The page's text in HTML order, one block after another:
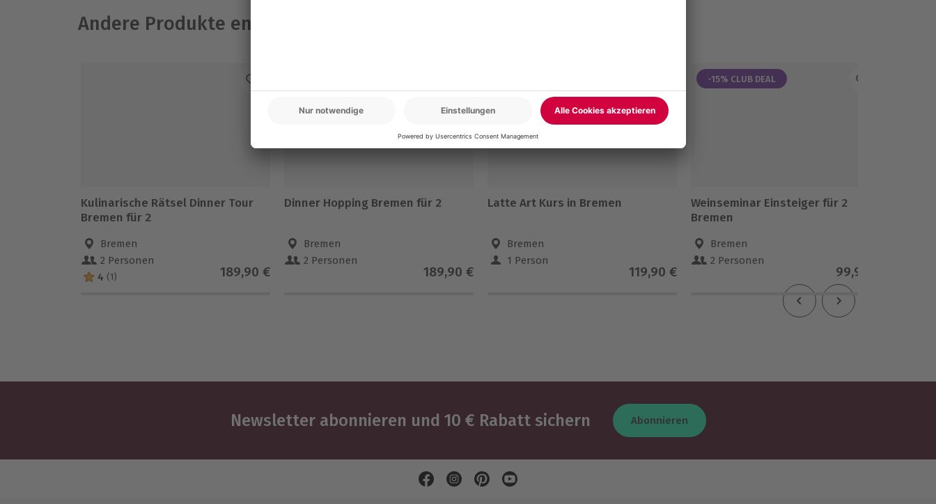
Andere Produkte entdecken
Kulinarische Rätsel Dinner Tour
Bremen für 2
Bremen
2 Personen
4 (1) 189,90 €
Dinner Hopping Bremen für 2
Bremen
2 Personen
189,90 €
Latte Art Kurs in Bremen
Bremen
1 Person
119,90 €
-15% CLUB DEAL
Weinseminar Einsteiger für 2
Bremen
Bremen
2 Personen
99,90 €
Newsletter abonnieren und 10 € Rabatt sichern Abonnieren